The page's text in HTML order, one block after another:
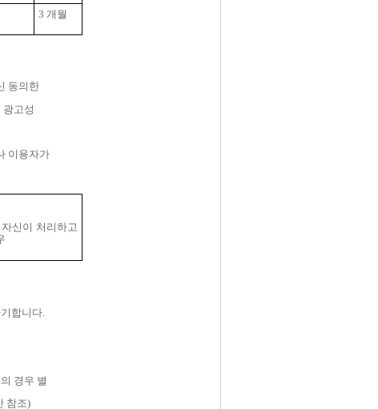
3 개월
동의한
고성
이용자가
신이 처리하고
합니다
경우 별
참조)